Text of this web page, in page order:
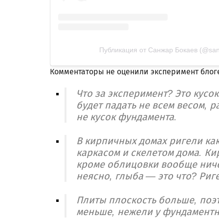
Публикация от Санжар Бокаев
Комментаторы не оценили эксперимент
Что за эксперимент? Это
будет падать не всем весом,
не кусок фундамента.
В кирпичных домах ригели
каркасом и скелетом дома.
кроме облицовки вообще
неясно, глыба — это что?
Плиты плоскость больше,
меньше, нежели у